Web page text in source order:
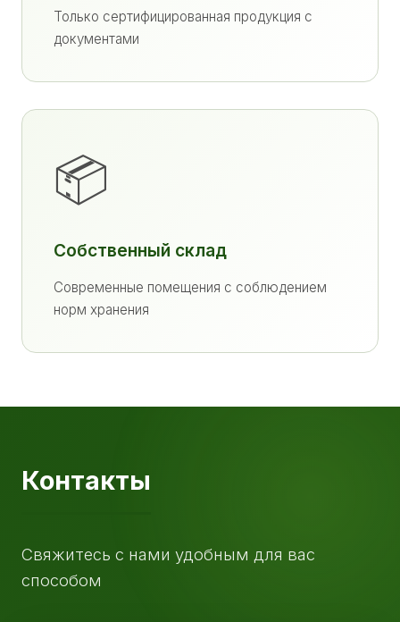
Только сертифицированная продукция с
документами
📦
Собственный склад
Современные помещения с соблюдением
норм хранения
Контакты
Свяжитесь с нами удобным для вас
способом